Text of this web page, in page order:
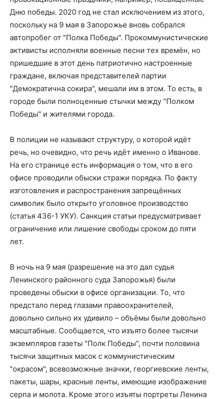
Дню победы. 2020 год не стал исключением из этого,
поскольку на 9 мая в Запорожье вновь собрался
автопробег от "Полка Победы". Прокоммунистические
активисты исполняли военные песни тех времён, но
пришедшие в этот день патриотично настроенные
граждане, включая представителей партии
"Демократична сокира", мешали им в этом. То есть, в
городе были полноценные стычки между "Полком
Победы" и жителями города.
В полиции не называют структуру, о которой идёт
речь, но очевидно, что речь идёт именно о Иванове.
На его странице есть информация о том, что в его
офисе проводили обыски стражи порядка. По факту
изготовления и распространения запрещённых
символик было открыто уголовное производство
(статья 436-1 УКУ). Санкция статьи предусматривает
ограничение или лишение свободы сроком до пяти
лет.
В ночь на 9 мая (разрешение на это дал судья
Ленинского районного суда Запорожья) были
проведены обыски в офисе организации. То, что
предстало перед глазами правоохранителей,
довольно сильно их удивило – объёмы были довольно
масштабные. Сообщается, что изъято более тысячи
экземпляров газеты "Полк Победы", почти половина
тысячи защитных масок с коммунистическим
"окрасом", всевозможные значки, георгиевские ленты,
пакеты, шары, красные ленты, имеющие изображение
серпа и молота. Кроме этого изъяты портреты Ленина